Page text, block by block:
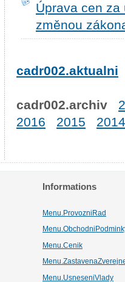
Úprava cen
změnou
cadr002.aktualni
cadr002.archiv
2016
2015 2014
Informations
Menu.ProvozniRad
Menu.Cenik
Menu.UsneseniVlady